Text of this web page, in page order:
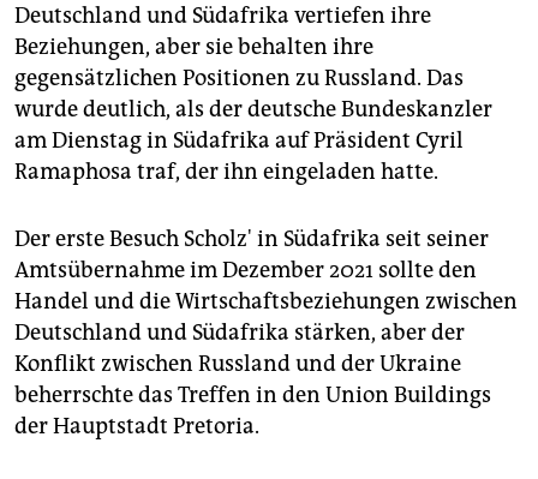
unterstützen
genossenschaft
epaper login
Deutschland und Südafrika vertiefen ihre
Beziehungen, aber sie behalten ihre
gegensätzlichen Positionen zu Russland. Das
wurde deutlich, als der deutsche Bundeskanzler
am Dienstag in Südafrika auf Präsident Cyril
Ramaphosa traf, der ihn eingeladen hatte.
Der erste Besuch Scholz' in Südafrika seit seiner
Amtsübernahme im Dezember 2021 sollte den
Handel und die Wirtschaftsbeziehungen zwischen
Deutschland und Südafrika stärken, aber der
Konflikt zwischen Russland und der Ukraine
beherrschte das Treffen in den Union Buildings
der Hauptstadt Pretoria.